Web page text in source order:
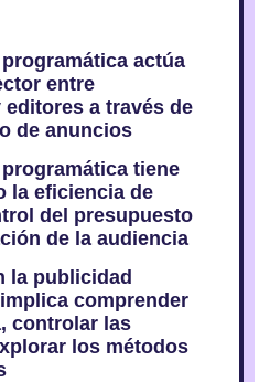
actúa
entre
a través de
de anuncios
tiene
la eficiencia de
del presupuesto
de la audiencia
la publicidad
comprender
controlar las
los métodos